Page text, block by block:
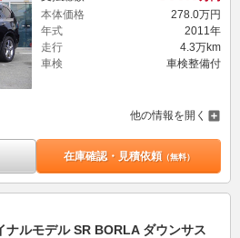
本体価格
278.0万円
年式
2011年
走行
4.3万km
車検
車検整備付
他の情報を開く
在庫確認・見積依頼（無料）
ナルモデル SR BORLA ダウンサス